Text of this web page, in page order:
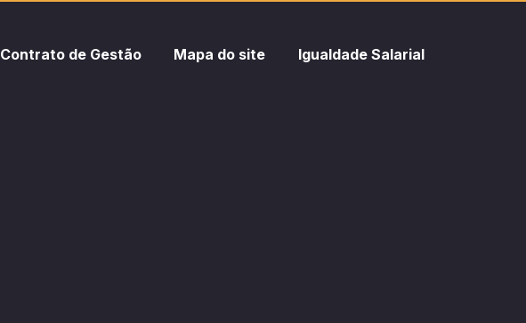
Contrato de Gestão Mapa do site Igualdade Salarial